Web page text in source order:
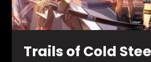
Trails of Cold